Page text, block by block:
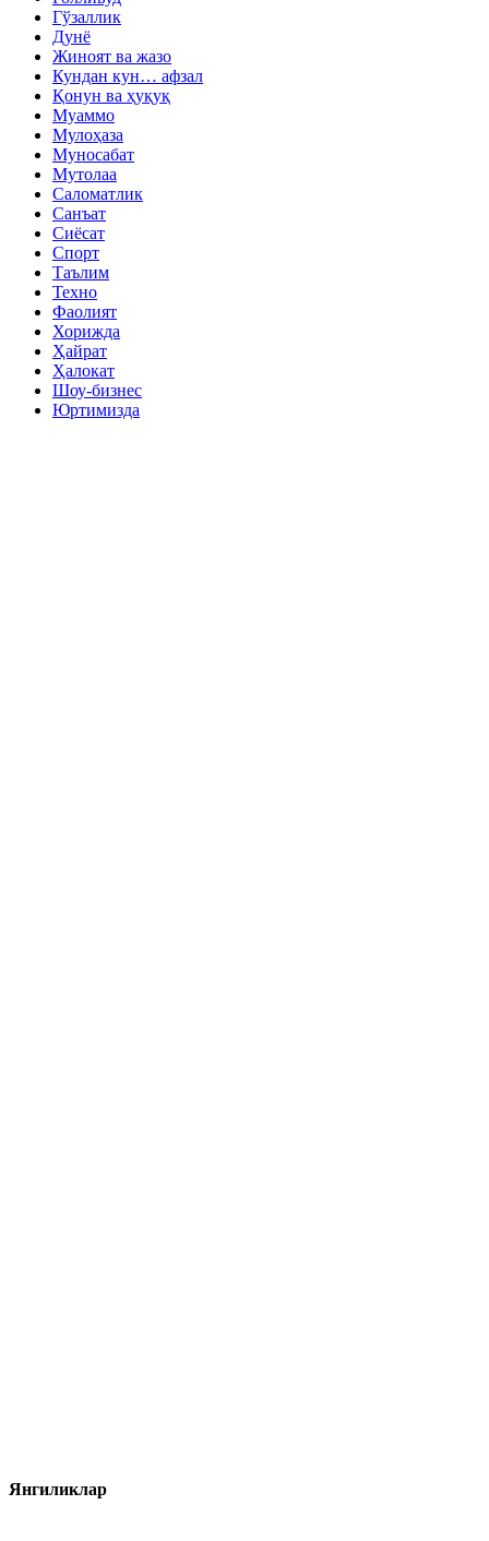
Гўзаллик
Дунё
Жиноят ва жазо
Кундан кун… афзал
Қонун ва ҳуқуқ
Муаммо
Мулоҳаза
Муносабат
Мутолаа
Саломатлик
Санъат
Сиёсат
Спорт
Таълим
Техно
Фаолият
Хорижда
Ҳайрат
Ҳалокат
Шоу-бизнес
Юртимизда
Янгиликлар